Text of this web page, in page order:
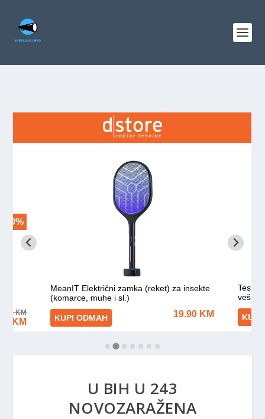
U BIH U 243
NOVOZARAŽENA